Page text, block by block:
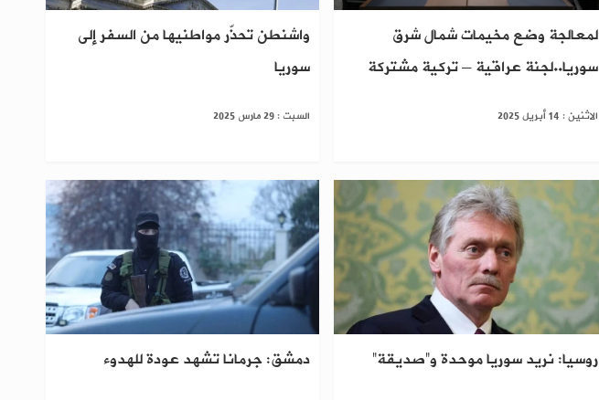
لمعالجة وضع مخيمات شمال شرق
سوريا..لجنة عراقية – تركية مشتركة
الاثنين : 14 أبريل 2025
واشنطن تحذّر مواطنيها من السفر إلى
سوريا
السبت : 29 مارس 2025
روسيا: نريد سوريا موحدة و”صديقة” دمشق: جرمانا تشهد عودة للهدوء